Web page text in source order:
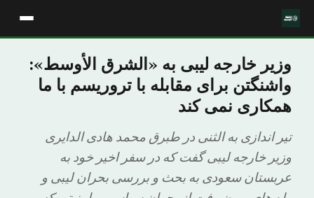
وزیر خارجه لیبی به «الشرق الأوسط»:
واشنگتن برای مقابله با تروریسم با ما
همکاری نمی کند
تیر اندازی به الثنی در طبرق محمد هادی الدایری
وزیر خارجه لیبی گفت که در سفر اخیر خود به
عربستان سعودی به بحث و بررسی بحران لیبی و